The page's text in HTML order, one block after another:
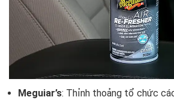
Meguiar’s: Thỉnh thoảng tổ chức